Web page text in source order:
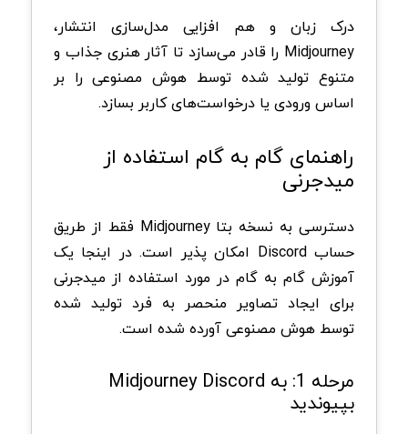
درک زبان و هم افزایی مدل‌سازی انتشار،
Midjourney را قادر می‌سازد تا آثار هنری جذاب و
متنوع تولید شده توسط هوش مصنوعی را بر
اساس ورودی یا درخواست‌های کاربر بسازد.
راهنمای گام به گام استفاده از
میدجرنی
دسترسی به نسخه بتا Midjourney فقط از طریق
حساب Discord امکان پذیر است. در اینجا یک
آموزش گام به گام در مورد استفاده از میدجرنی
برای ایجاد تصاویر منحصر به فرد تولید شده
توسط هوش مصنوعی آورده شده است.
مرحله 1: به Midjourney Discord
بپیوندید